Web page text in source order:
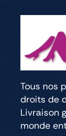
Tous nos
droits de
Livraison
monde